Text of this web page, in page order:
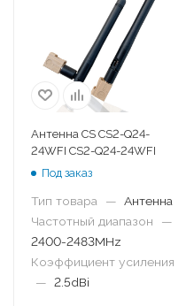
Антенна CS CS2-Q24-
24WFI CS2-Q24-24WFI
Под заказ
Тип товара — Антенна
Частотный диапазон
—
2400-2483MHz
Коэффициент усиления
— 2.5dBi